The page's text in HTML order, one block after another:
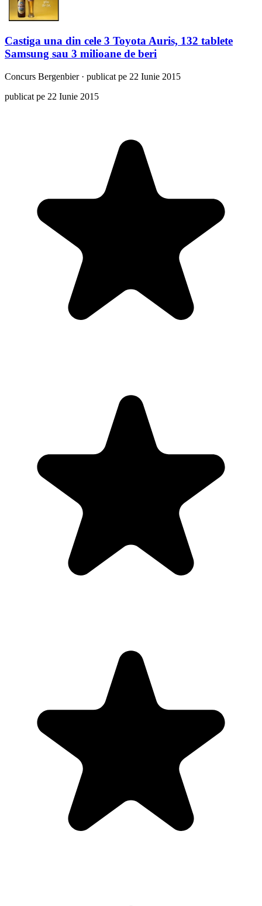
Castiga una din cele 3 Toyota Auris, 132 tablete
Samsung sau 3 milioane de beri
Concurs Bergenbier· publicat pe 22 Iunie 2015
publicat pe 22 Iunie 2015